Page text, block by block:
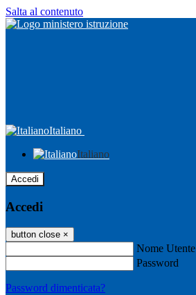
Salta al contenuto
Italiano
Italiano
Accedi
Accedi
button close ×
Nome Utente
Password
Password dimenticata?